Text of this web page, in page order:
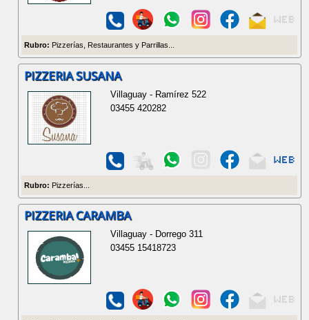
Rubro: Pizzerías, Restaurantes y Parrillas...
PIZZERIA SUSANA
Villaguay - Ramírez 522
03455 420282
Rubro: Pizzerías...
PIZZERIA CARAMBA
Villaguay - Dorrego 311
03455 15418723